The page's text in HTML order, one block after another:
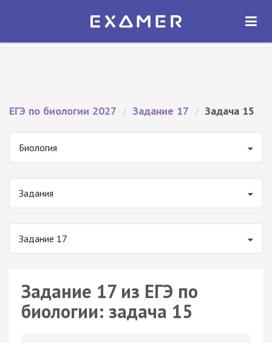
Экзамер — ЕГЭ 2027
ОТКРЫТЬ
ЕГЭ по биологии 2027 / Задание 17 / Задача 15
Биология
Задания
Задание 17
Задание 17 из ЕГЭ по
биологии: задача 15